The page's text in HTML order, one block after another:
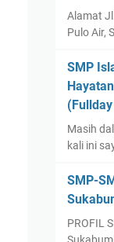
Alamat
Pulo Air,
SMP
Masih
kali ini
SMP-
PROFIL